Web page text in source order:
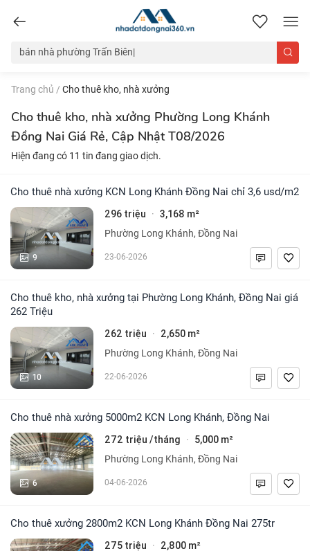
nhadatdongnai360.vn
Trang chủ / Cho thuê kho, nhà xưởng
Cho thuê kho, nhà xưởng Phường Long Khánh
Đồng Nai Giá Rẻ, Cập Nhật T08/2026
Hiện đang có 11 tin đang giao dịch.
Cho thuê nhà xưởng KCN Long Khánh Đồng Nai chỉ 3,6 usd/m2
9
296 triệu · 3,168 m²
Phường Long Khánh, Đồng Nai
23-06-2026
Cho thuê kho, nhà xưởng tại Phường Long Khánh, Đồng Nai giá
262 Triệu
10
262 triệu · 2,650 m²
Phường Long Khánh, Đồng Nai
22-06-2026
Cho thuê nhà xưởng 5000m2 KCN Long Khánh, Đồng Nai
6
272 triệu /tháng · 5,000 m²
Phường Long Khánh, Đồng Nai
04-06-2026
Cho thuê xưởng 2800m2 KCN Long Khánh Đồng Nai 275tr
275 triệu · 2,800 m²